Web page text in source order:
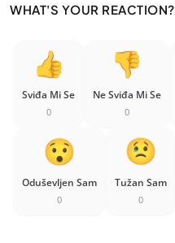
WHAT'S YOUR REACTION?
Sviđa Mi Se
0
Ne Sviđa Mi Se
0
Oduševljen Sam
0
Tužan Sam
0